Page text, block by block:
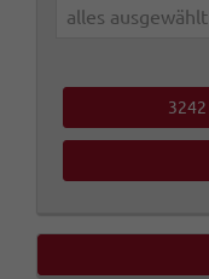
alles ausgewählt
3242